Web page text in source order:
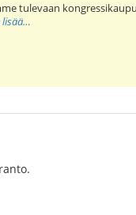
tulevaan
lisää…